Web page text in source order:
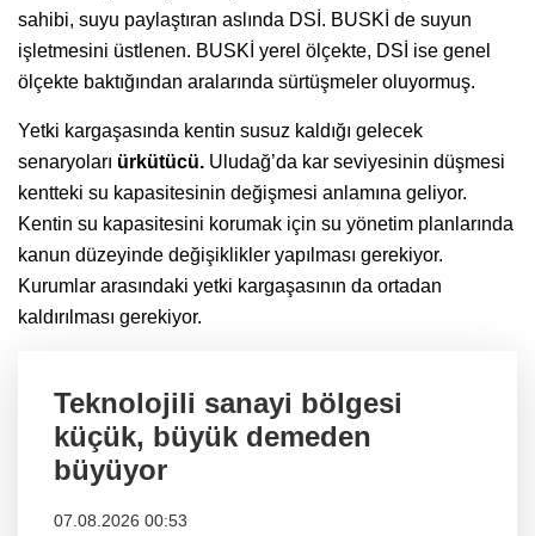
sahibi, suyu paylaştıran aslında DSİ. BUSKİ de suyun
işletmesini üstlenen. BUSKİ yerel ölçekte, DSİ ise genel
ölçekte baktığından aralarında sürtüşmeler oluyormuş.
Yetki kargaşasında kentin susuz kaldığı gelecek
senaryoları ürkütücü. Uludağ’da kar seviyesinin düşmesi
kentteki su kapasitesinin değişmesi anlamına geliyor.
Kentin su kapasitesini korumak için su yönetim planlarında
kanun düzeyinde değişiklikler yapılması gerekiyor.
Kurumlar arasındaki yetki kargaşasının da ortadan
kaldırılması gerekiyor.
Teknolojili sanayi bölgesi
küçük, büyük demeden
büyüyor
07.08.2026 00:53